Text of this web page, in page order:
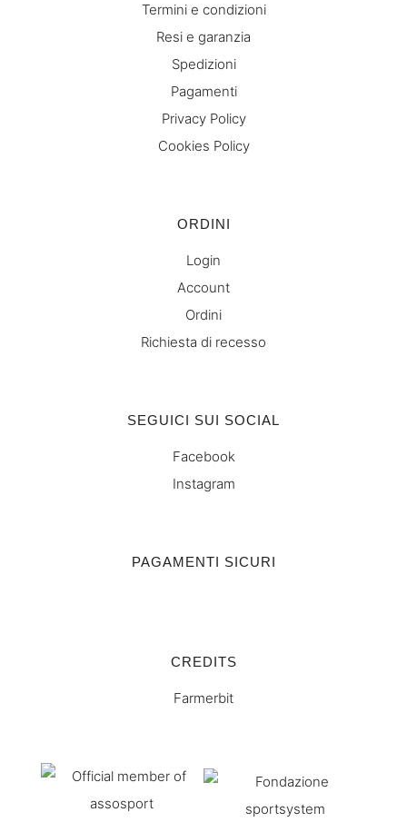
Termini e condizioni
Resi e garanzia
Spedizioni
Pagamenti
Privacy Policy
Cookies Policy
ORDINI
Login
Account
Ordini
Richiesta di recesso
SEGUICI SUI SOCIAL
Facebook
Instagram
PAGAMENTI SICURI
CREDITS
Farmerbit